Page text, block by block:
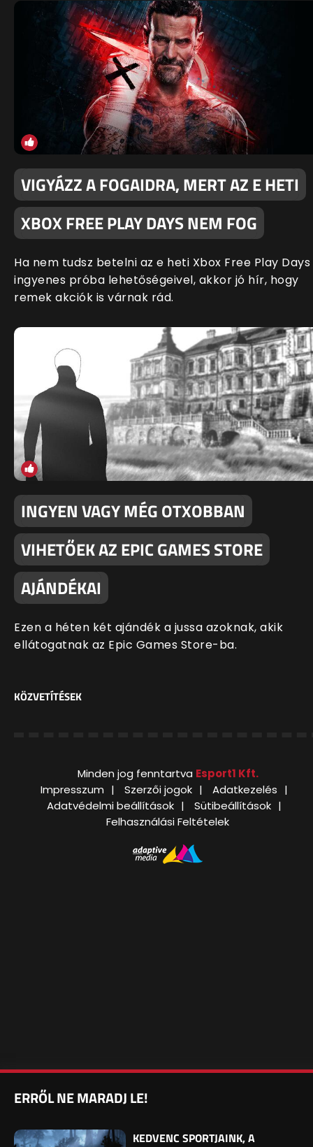
VIGYÁZZ A FOGAIDRA, MERT AZ E HETI
XBOX FREE PLAY DAYS NEM FOG
Ha nem tudsz betelni az e heti Xbox Free Play Days
ingyenes próba lehetőségeivel, akkor jó hír, hogy
remek akciók is várnak rád.
INGYEN VAGY MÉG OTXOBBAN
VIHETŐEK AZ EPIC GAMES STORE
AJÁNDÉKAI
Ezen a héten két ajándék a jussa azoknak, akik
ellátogatnak az Epic Games Store-ba.
KÖZVETÍTÉSEK
Minden jog fenntartva Esport1 Kft.
Impresszum
Szerzői jogok
Adatkezelés
Adatvédelmi beállítások
Sütibeállítások
Felhasználási Feltételek
ERRŐL NE MARADJ LE!
KEDVENC SPORTJAINK, A